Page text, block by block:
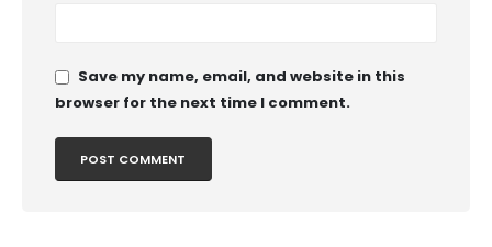
Save my name, email, and website in this
browser for the next time I comment.